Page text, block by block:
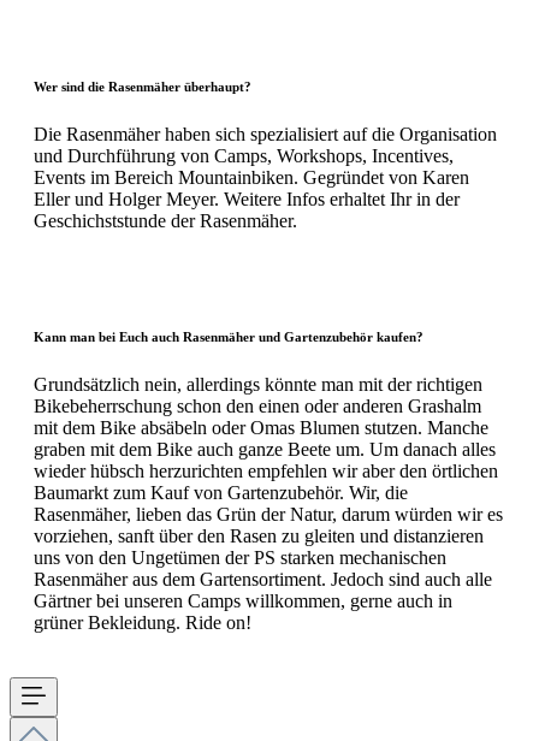
Wer sind die Rasenmäher überhaupt?
Die Rasenmäher haben sich spezialisiert auf die Organisation
und Durchführung von Camps, Workshops, Incentives,
Events im Bereich Mountainbiken. Gegründet von Karen
Eller und Holger Meyer. Weitere Infos erhaltet Ihr in der
Geschichststunde der Rasenmäher.
Kann man bei Euch auch Rasenmäher und Gartenzubehör kaufen?
Grundsätzlich nein, allerdings könnte man mit der richtigen
Bikebeherrschung schon den einen oder anderen Grashalm
mit dem Bike absäbeln oder Omas Blumen stutzen. Manche
graben mit dem Bike auch ganze Beete um. Um danach alles
wieder hübsch herzurichten empfehlen wir aber den örtlichen
Baumarkt zum Kauf von Gartenzubehör. Wir, die
Rasenmäher, lieben das Grün der Natur, darum würden wir es
vorziehen, sanft über den Rasen zu gleiten und distanzieren
uns von den Ungetümen der PS starken mechanischen
Rasenmäher aus dem Gartensortiment. Jedoch sind auch alle
Gärtner bei unseren Camps willkommen, gerne auch in
grüner Bekleidung. Ride on!